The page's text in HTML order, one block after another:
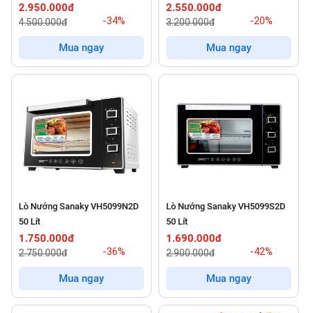
2.950.000đ
4.500.000đ -34%
Mua ngay
2.550.000đ
3.200.000đ -20%
Mua ngay
Lò Nướng Sanaky VH5099N2D
50 Lít
1.750.000đ
2.750.000đ -36%
Mua ngay
Lò Nướng Sanaky VH5099S2D
50 Lít
1.690.000đ
2.900.000đ -42%
Mua ngay